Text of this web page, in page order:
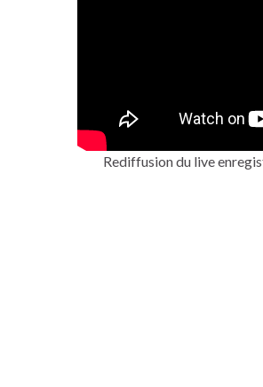
Rediffusion du live